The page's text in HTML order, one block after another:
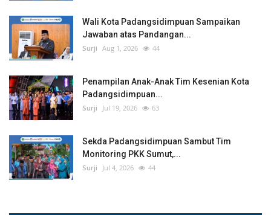
Wali Kota Padangsidimpuan Sampaikan
Jawaban atas Pandangan...
Surji Aug 1, 2026 44
Penampilan Anak-Anak Tim Kesenian Kota
Padangsidimpuan...
Surji Jul 19, 2026 63
Sekda Padangsidimpuan Sambut Tim
Monitoring PKK Sumut,...
Surji Jul 4, 2026 44